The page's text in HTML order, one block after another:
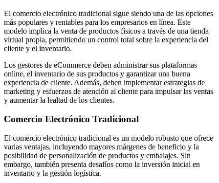
El comercio electrónico tradicional sigue siendo una de las opciones
más populares y rentables para los empresarios en línea. Este
modelo implica la venta de productos físicos a través de una tienda
virtual propia, permitiendo un control total sobre la experiencia del
cliente y el inventario.
Los gestores de eCommerce deben administrar sus plataformas
online, el inventario de sus productos y garantizar una buena
experiencia de cliente. Además, deben implementar estrategias de
marketing y esfuerzos de atención al cliente para impulsar las ventas
y aumentar la lealtad de los clientes.
Comercio Electrónico Tradicional
El comercio electrónico tradicional es un modelo robusto que ofrece
varias ventajas, incluyendo mayores márgenes de beneficio y la
posibilidad de personalización de productos y embalajes. Sin
embargo, también presenta desafíos como la inversión inicial en
inventario y la gestión logística.